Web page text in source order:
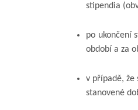
stipendia
po ukončení
období a za
v případě, že
stanovené